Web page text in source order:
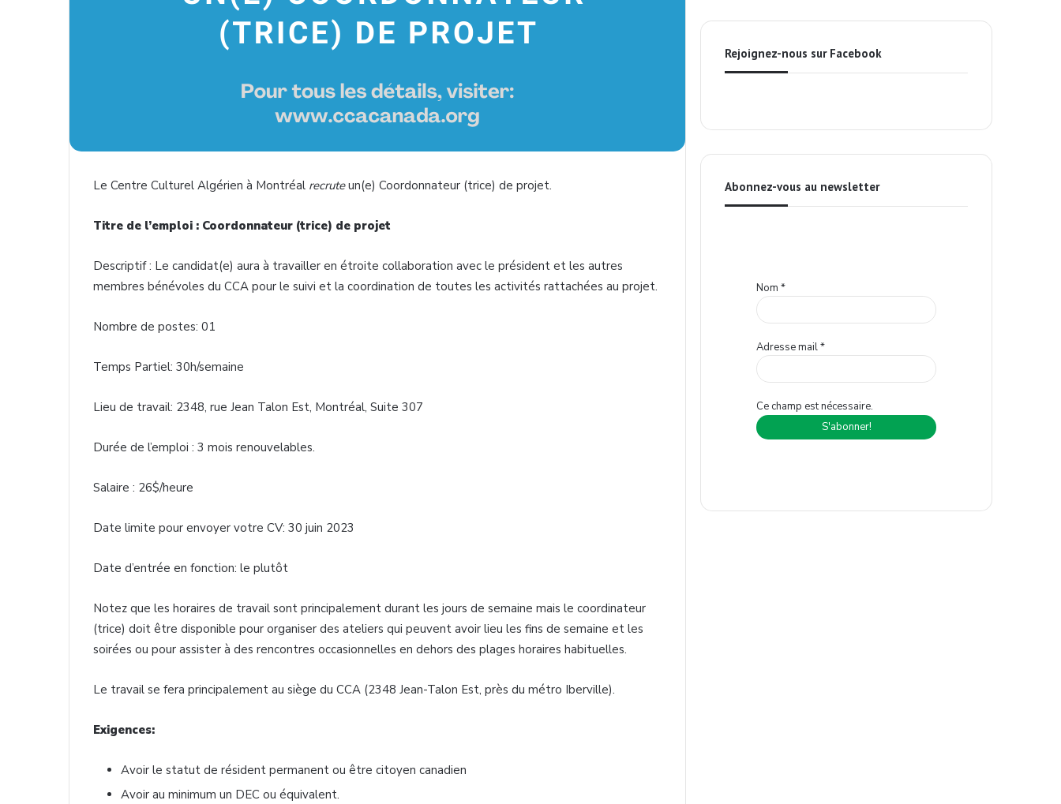
Le Centre Culturel Algérien à Montréal recruteun(e) Coordonnateur (trice) de projet.
Titre de l’emploi : Coordonnateur (trice) de projet
Descriptif : Le candidat(e) aura à travailler en étroite collaboration avec le président et les autres
membres bénévoles du CCA pour le suivi et la coordination de toutes les activités rattachées au projet.
Nombre de postes: 01
Temps Partiel: 30h/semaine
Lieu de travail: 2348, rue Jean Talon Est, Montréal, Suite 307
Durée de l’emploi : 3 mois renouvelables.
Salaire : 26$/heure
Date limite pour envoyer votre CV: 30 juin 2023
Date d’entrée en fonction: le plutôt
Notez que les horaires de travail sont principalement durant les jours de semaine mais le coordinateur
(trice) doit être disponible pour organiser des ateliers qui peuvent avoir lieu les fins de semaine et les
soirées ou pour assister à des rencontres occasionnelles en dehors des plages horaires habituelles.
Le travail se fera principalement au siège du CCA (2348 Jean-Talon Est, près du métro Iberville).
Exigences:
Avoir le statut de résident permanent ou être citoyen canadien
Avoir au minimum un DEC ou équivalent.
Rejoignez-nous sur Facebook
Abonnez-vous au newsletter
Nom*
Adresse mail*
Ce champ est nécessaire.